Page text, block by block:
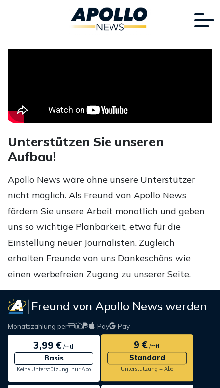
Unterstützen Sie unseren
Aufbau!
Apollo News wäre ohne unsere Unterstützer
nicht möglich. Als Freund von Apollo News
fördern Sie unsere Arbeit monatlich und geben
uns so wichtige Planbarkeit, etwa für die
Einstellung neuer Journalisten. Zugleich
erhalten Freunde von uns Dankeschöns wie
einen werbefreien Zugang zu unserer Seite.
Freund von Apollo News werden
Monatszahlung per Pay Pay
3,99 €/mtl.
Basis
Keine Unterstützung, nur Abo
9 €/mtl.
Standard
Unterstützung + Abo